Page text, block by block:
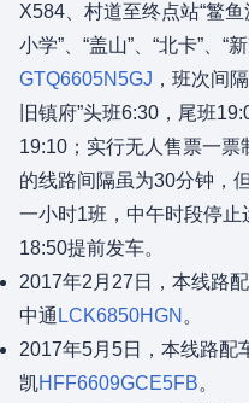
X584、村道至终点站“鳘鱼
小学”、“盖山”、“北卡”、
GTQ6605N5GJ ，班次间
旧镇府”头班6:30，尾班
19:10；实行无人售票一
的线路间隔虽为30分钟，
一小时1班，中午时段停
18:50提前发车。
2017年2月27日，本线路
中通 LCK6850HGN 。
2017年5月5日，本线路配
凯HFF6609GCE5FB。